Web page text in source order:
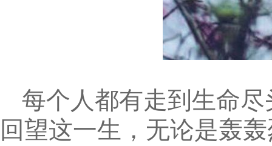
每个人都有走到生命
回望这一生，无论是轰